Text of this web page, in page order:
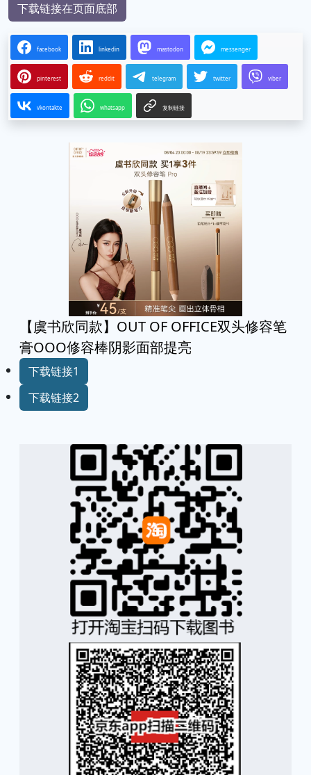
下载链接在页面底部
facebook linkedin mastodon messenger
pinterest reddit telegram twitter viber
vkontakte whatsapp 复制链接
【虞书欣同款】OUT OF OFFICE双头修容笔
膏OOO修容棒阴影面部提亮
下载链接1
下载链接2